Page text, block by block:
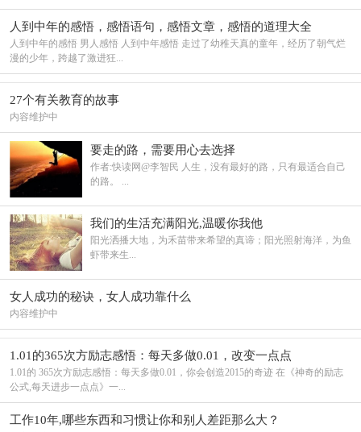
人到中年的感悟，感悟语句，感悟文章，感悟的道理大全
人到中年的感悟 男人感悟 人到中年感悟 走过了幼稚天真的童年，经历了朝气烂
漫的少年，跨越了激进狂...
27个有关教育的故事
内容维护中
要走的路，需要用心去选择
作者:快读网@李智民 人生，没有最好的路，只有最适合自己
的路。 ...
我们的生活充满阳光,温暖你我他
阳光洒播大地，为禾苗带来希望的真谛；阳光照射海洋，为鱼
虾带来生...
女人成功的秘诀，女人成功靠什么
内容维护中
1.01的365次方励志感悟：每天多做0.01，改变一点点
1.01的 365次方励志感悟：每天多做0.01，你会创造2015的奇迹 在《神奇的励志
公式,每天进步一点点》一...
工作10年,哪些东西和习惯让你和别人差距那么大？